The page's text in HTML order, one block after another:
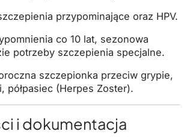
przypominające oraz HPV.
co 10 lat, sezonowa
potrzeby szczepienia specjalne.
szczepionka przeciw grypie,
półpasiec (Herpes Zoster).
i dokumentacja